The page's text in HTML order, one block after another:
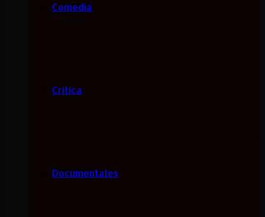
Comedia
Critica
Documentales